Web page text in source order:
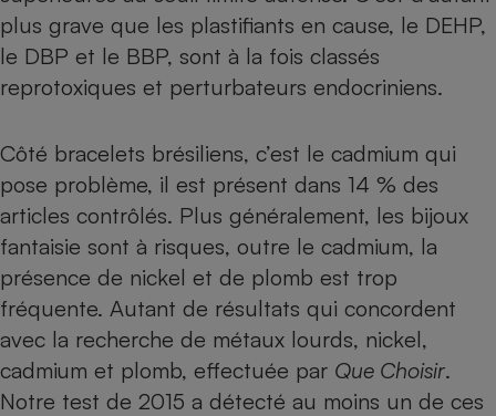
plus grave que les plastifiants en cause, le DEHP,
le DBP et le BBP, sont à la fois classés
reprotoxiques et perturbateurs endocriniens.
Côté bracelets brésiliens, c’est le cadmium qui
pose problème, il est présent dans 14 % des
articles contrôlés. Plus généralement, les bijoux
fantaisie sont à risques, outre le cadmium, la
présence de nickel et de plomb est trop
fréquente. Autant de résultats qui concordent
avec la recherche de métaux lourds, nickel,
cadmium et plomb, effectuée par Que Choisir.
Notre test de 2015 a détecté au moins un de ces
Climatiseur -
Ventilateur
Cafetière à expressos
Climatiseur -
Ventilateur